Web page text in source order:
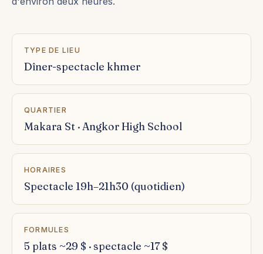
TYPE DE LIEU
Dîner-spectacle khmer
QUARTIER
Makara St · Angkor High School
HORAIRES
Spectacle 19h–21h30 (quotidien)
FORMULES
5 plats ~29 $ · spectacle ~17 $